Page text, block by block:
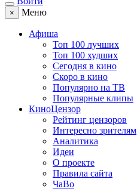
× Меню
Афиша
Топ 100 лучших
Топ 100 худших
Сегодня в кино
Скоро в кино
Популярно на ТВ
Популярные клипы
КиноЦензор
Рейтинг цензоров
Интересно зрителям
Аналитика
Идеи
О проекте
Правила сайта
ЧаВо